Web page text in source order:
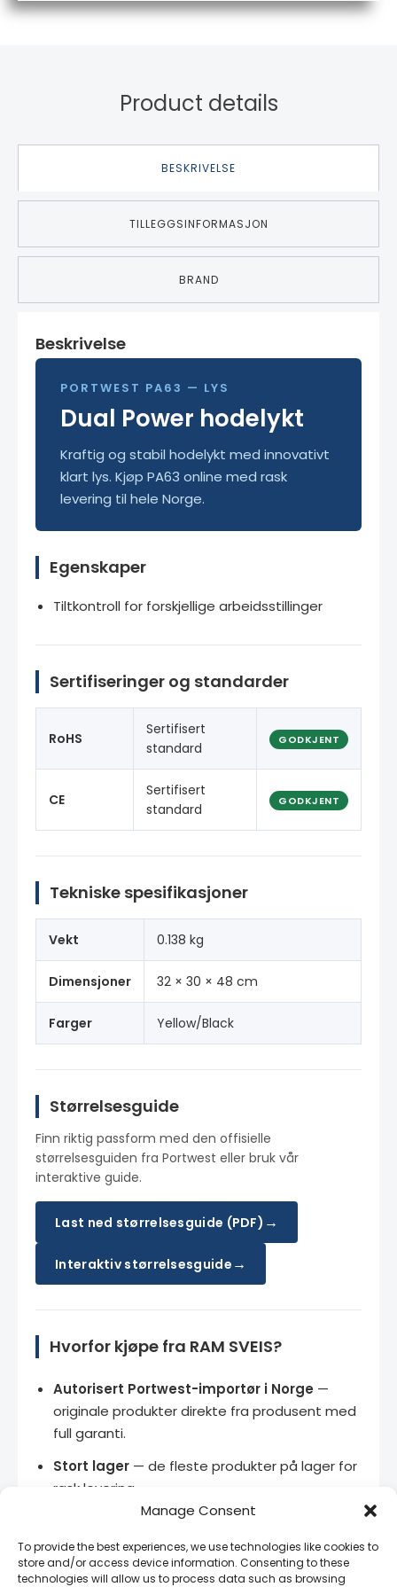
Manage Consent
To provide the best experiences, we use technologies like cookies to
store and/or access device information. Consenting to these
technologies will allow us to process data such as browsing
Product details
BESKRIVELSE
TILLEGGSINFORMASJON
BRAND
Beskrivelse
PORTWEST PA63 — LYS
Dual Power hodelykt
Kraftig og stabil hodelykt med innovativt
klart lys. Kjøp PA63 online med rask
levering til hele Norge.
Egenskaper
Tiltkontroll for forskjellige arbeidsstillinger
Sertifiseringer og standarder
RoHS
Sertifisert
standard
GODKJENT
CE
Sertifisert
standard
GODKJENT
Tekniske spesifikasjoner
Vekt 0.138 kg
Dimensjoner 32 × 30 × 48 cm
Farger Yellow/Black
Størrelsesguide
Finn riktig passform med den offisielle
størrelsesguiden fra Portwest eller bruk vår
interaktive guide.
Last ned størrelsesguide (PDF) →
Interaktiv størrelsesguide →
Hvorfor kjøpe fra RAM SVEIS?
Autorisert Portwest-importør i Norge —
originale produkter direkte fra produsent med
full garanti.
Stort lager — de fleste produkter på lager for
rask levering.
Bedriftspriser— kontakt oss for volumrabatt
og rammeavtaler.
Norsk teknisk support— vi snakker ditt språk